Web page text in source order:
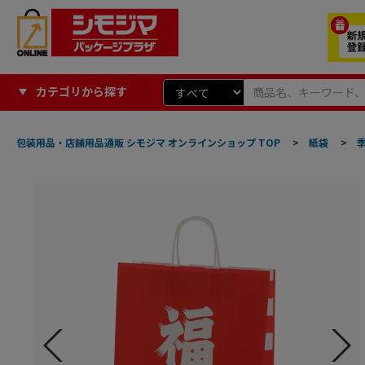
カテゴリから探す
包装用品・店舗用品通販 シモジマ オンラインショップ TOP > 紙袋 >